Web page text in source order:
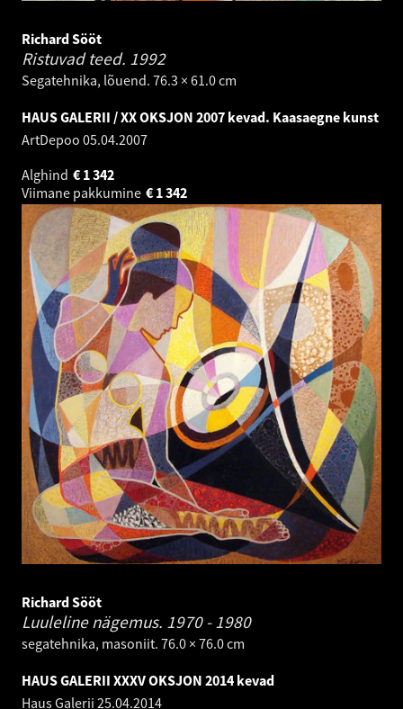
Richard Sööt
Ristuvad teed. 1992
Segatehnika, lõuend. 76.3 × 61.0 cm
HAUS GALERII / XX OKSJON 2007 kevad. Kaasaegne kunst
ArtDepoo 05.04.2007
Alghind
1 342
€
Viimane pakkumine
1 342
€
Richard Sööt
Luuleline nägemus. 1970 - 1980
segatehnika, masoniit. 76.0 × 76.0 cm
HAUS GALERII XXXV OKSJON 2014 kevad
Haus Galerii 25.04.2014